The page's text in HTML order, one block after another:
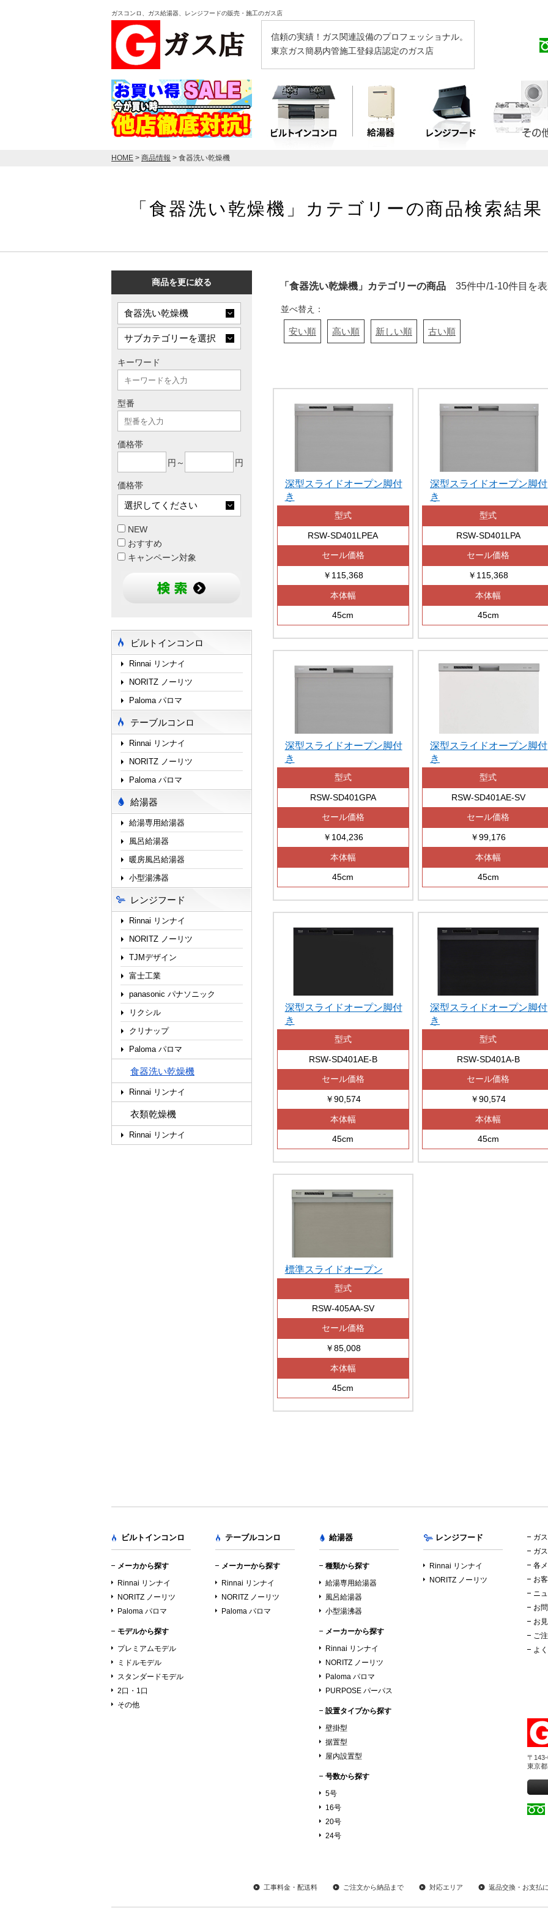
ガスコンロ、ガス給湯器、レンジフードの販売・施工のガス店
信頼の実績！ガス関連設備のプロフェッショナル。
東京ガス簡易内管施工登録店認定のガス店
HOME > 商品情報 > 食器洗い乾燥機
「食器洗い乾燥機」カテゴリーの商品検索結果
「食器洗い乾燥機」カテゴリーの商品 35件中/1-10件目を
並べ替え：
安い順 高い順 新しい順 古い順
深型スライドオープン脚付
き
型式
RSW-SD401LPEA
セール価格
￥115,368
本体幅
45cm
深型スライドオープン脚付
き
型式
RSW-SD401LPA
セール価格
￥115,368
本体幅
45cm
深型スライドオープン脚付
き
型式
RSW-SD401GPA
セール価格
￥104,236
本体幅
45cm
深型スライドオープン脚付
き
型式
RSW-SD401AE-SV
セール価格
￥99,176
本体幅
45cm
深型スライドオープン脚付
き
型式
RSW-SD401AE-B
セール価格
￥90,574
本体幅
45cm
深型スライドオープン脚付
き
型式
RSW-SD401A-B
セール価格
￥90,574
本体幅
45cm
標準スライドオープン
型式
RSW-405AA-SV
セール価格
￥85,008
本体幅
45cm
商品を更に絞る
キーワード
型番
価格帯
円～
円
価格帯
NEW
おすすめ
キャンペーン対象
ビルトインコンロ
Rinnai リンナイ
NORITZ ノーリツ
Paloma パロマ
テーブルコンロ
Rinnai リンナイ
NORITZ ノーリツ
Paloma パロマ
給湯器
給湯専用給湯器
風呂給湯器
暖房風呂給湯器
小型湯沸器
レンジフード
Rinnai リンナイ
NORITZ ノーリツ
TJMデザイン
富士工業
panasonic パナソニック
リクシル
クリナップ
Paloma パロマ
食器洗い乾燥機
Rinnai リンナイ
衣類乾燥機
Rinnai リンナイ
ビルトインコンロ
メーカから探す
Rinnai リンナイ
NORITZ ノーリツ
Paloma パロマ
モデルから探す
プレミアムモデル
ミドルモデル
スタンダードモデル
2口・1口
その他
テーブルコンロ
メーカーから探す
Rinnai リンナイ
NORITZ ノーリツ
Paloma パロマ
給湯器
種類から探す
給湯専用給湯器
風呂給湯器
小型湯沸器
メーカーから探す
Rinnai リンナイ
NORITZ ノーリツ
Paloma パロマ
PURPOSE パーパス
設置タイプから探す
壁掛型
据置型
屋内設置型
号数から探す
5号
16号
20号
24号
レンジフード
Rinnai リンナイ
NORITZ ノーリツ
ガ
ガ
各
お
ニ
お
お
ご
よ
〒
東京
工事料金・配送料 ご注文から納品まで 対応エリア 返品交換・お支払